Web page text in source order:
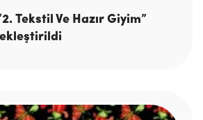
Tekstil Ve Hazır Giyim”